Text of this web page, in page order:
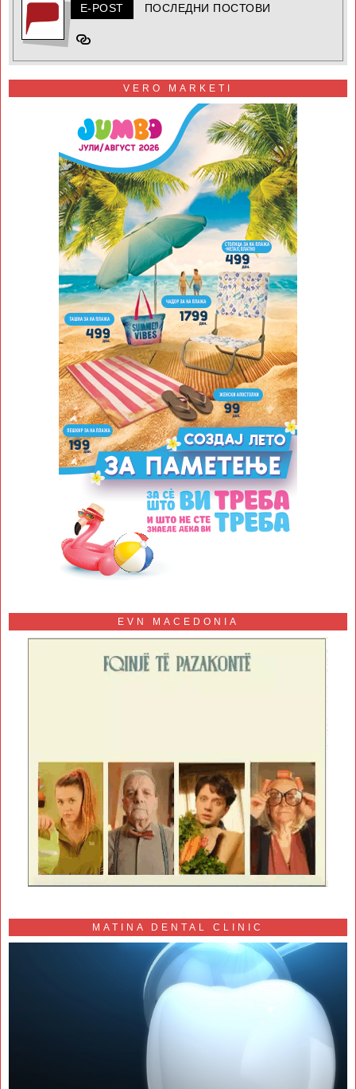
E-POST ПОСЛЕДНИ ПОСТОВИ
VERO MARKETI
EVN MACEDONIA
MATINA DENTAL CLINIC